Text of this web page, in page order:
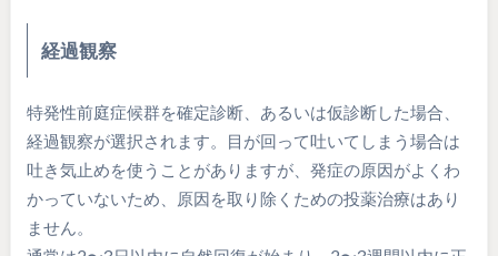
経過観察
特発性前庭症候群を確定診断、あるいは仮診断した場合、
経過観察が選択されます。目が回って吐いてしまう場合は
吐き気止めを使うことがありますが、発症の原因がよくわ
かっていないため、原因を取り除くための投薬治療はあり
ません。